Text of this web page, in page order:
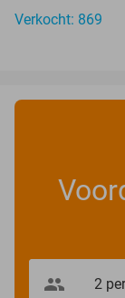
Verkocht: 869